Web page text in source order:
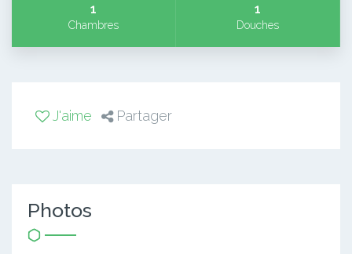
1
Chambres
1
Douches
J'aime Partager
Photos